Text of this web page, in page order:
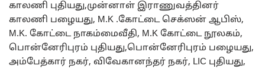
காலணி புதியது,முன்னாள் இராணுவத்தினர்
காலணி பழையது, M.K .கோட்டை செக்ஸன் ஆபிஸ்,
M.K. கோட்டை நாகம்மைவீதி, M.K கோட்டை நூலகம்,
பொன்னேரிபுரம் புதியது,பொன்னேரிபுரம் பழையது,
அம்பேத்கார் நகர், விவேகானந்தர் நகர், LIC புதியது,